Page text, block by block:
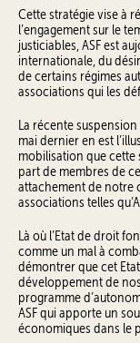
Cette stratégie vise à
l’engagement sur le
justiciables, ASF est
internationale, du
de certains régimes
associations qui les
La récente
mai dernier en est
mobilisation que
part de membres de
attachement de notre
associations telles
Là où l’Etat de droit
comme un mal à
démontrer que cet
développement de
programme
ASF qui apporte un
économiques dans le